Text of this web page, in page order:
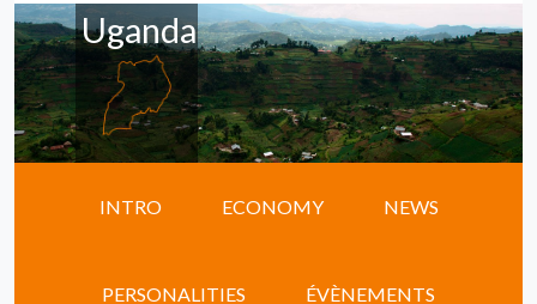
Uganda
INTRO ECONOMY NEWS
PERSONALITIES ÉVÈNEMENTS